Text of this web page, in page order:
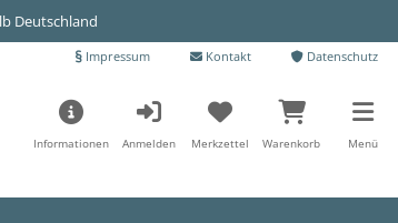
Deutschland
Impressum Kontakt Datenschutz
Menü
Informationen Anmelden Merkzettel Warenkorb